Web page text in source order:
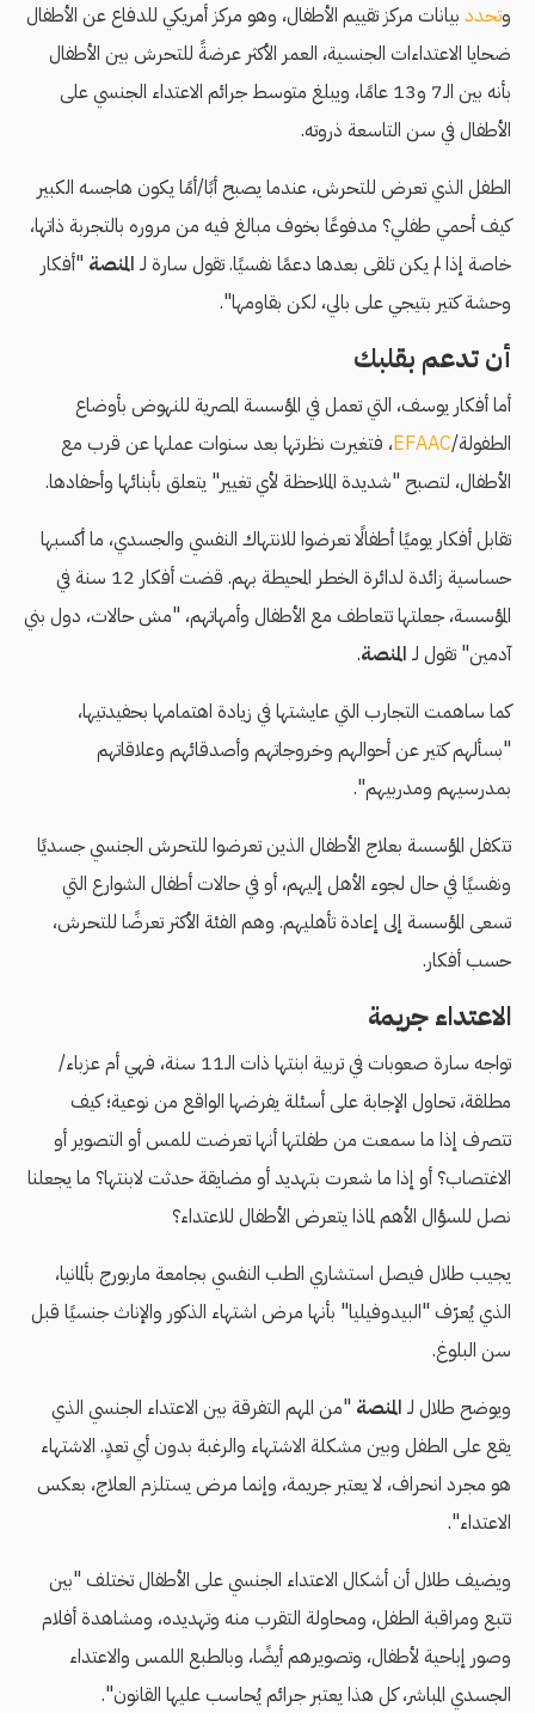
وتحدد بيانات مركز تقييم الأطفال، وهو مركز أمريكي للدفاع عن الأطفال
ضحايا الاعتداءات الجنسية، العمر الأكثر عرضةً للتحرش بين الأطفال
بأنه بين الـ7 و13 عامًا، ويبلغ متوسط جرائم الاعتداء الجنسي على
الأطفال في سن التاسعة ذروته.
الطفل الذي تعرض للتحرش، عندما يصبح أبًا/أمًا يكون هاجسه الكبير
كيف أحمي طفلي؟ مدفوعًا بخوف مبالغ فيه من مروره بالتجربة ذاتها،
خاصة إذا لم يكن تلقى بعدها دعمًا نفسيًا. تقول سارة لـ المنصة "أفكار
وحشة كتير بتيجي على بالي، لكن بقاومها".
أن تدعم بقلبك
أما أفكار يوسف، التي تعمل في المؤسسة المصرية للنهوض بأوضاع
الطفولة/EFAAC، فتغيرت نظرتها بعد سنوات عملها عن قرب مع
الأطفال، لتصبح "شديدة الملاحظة لأي تغيير" يتعلق بأبنائها وأحفادها.
تقابل أفكار يوميًا أطفالًا تعرضوا للانتهاك النفسي والجسدي، ما أكسبها
حساسية زائدة لدائرة الخطر المحيطة بهم. قضت أفكار 12 سنة في
المؤسسة، جعلتها تتعاطف مع الأطفال وأمهاتهم، "مش حالات، دول بني
آدمين" تقول لـ المنصة.
كما ساهمت التجارب التي عايشتها في زيادة اهتمامها بحفيدتيها،
"بسألهم كتير عن أحوالهم وخروجاتهم وأصدقائهم وعلاقاتهم
بمدرسيهم ومدربيهم".
تتكفل المؤسسة بعلاج الأطفال الذين تعرضوا للتحرش الجنسي جسديًا
ونفسيًا في حال لجوء الأهل إليهم، أو في حالات أطفال الشوارع التي
تسعى المؤسسة إلى إعادة تأهليهم. وهم الفئة الأكثر تعرضًا للتحرش،
حسب أفكار.
الاعتداء جريمة
تواجه سارة صعوبات في تربية ابنتها ذات الـ11 سنة، فهي أم عزباء/
مطلقة، تحاول الإجابة على أسئلة يفرضها الواقع من نوعية؛ كيف
تتصرف إذا ما سمعت من طفلتها أنها تعرضت للمس أو التصوير أو
الاغتصاب؟ أو إذا ما شعرت بتهديد أو مضايقة حدثت لابنتها؟ ما يجعلنا
نصل للسؤال الأهم لماذا يتعرض الأطفال للاعتداء؟
يجيب طلال فيصل استشاري الطب النفسي بجامعة ماربورج بألمانيا،
الذي يُعرّف "البيدوفيليا" بأنها مرض اشتهاء الذكور والإناث جنسيًا قبل
سن البلوغ.
ويوضح طلال لـ المنصة "من المهم التفرقة بين الاعتداء الجنسي الذي
يقع على الطفل وبين مشكلة الاشتهاء والرغبة بدون أي تعدٍ. الاشتهاء
هو مجرد انحراف، لا يعتبر جريمة، وإنما مرض يستلزم العلاج، بعكس
الاعتداء".
ويضيف طلال أن أشكال الاعتداء الجنسي على الأطفال تختلف "بين
تتبع ومراقبة الطفل، ومحاولة التقرب منه وتهديده، ومشاهدة أفلام
وصور إباحية لأطفال، وتصويرهم أيضًا، وبالطبع اللمس والاعتداء
الجسدي المباشر، كل هذا يعتبر جرائم يُحاسب عليها القانون".